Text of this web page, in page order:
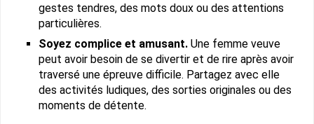
gestes tendres, des mots doux ou des attentions
particulières.
Soyez complice et amusant.Une femme veuve
peut avoir besoin de se divertir et de rire après avoir
traversé une épreuve difficile. Partagez avec elle
des activités ludiques, des sorties originales ou des
moments de détente.